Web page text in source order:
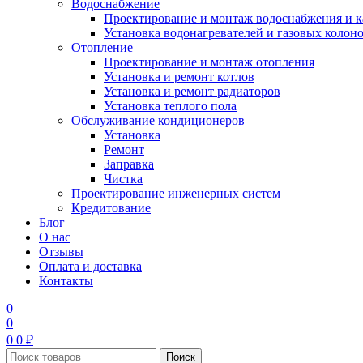
Водоснабжение
Проектирование и монтаж водоснабжения и
Установка водонагревателей и газовых
Отопление
Проектирование и монтаж отопления
Установка и ремонт котлов
Установка и ремонт радиаторов
Установка теплого пола
Обслуживание кондиционеров
Установка
Ремонт
Заправка
Чистка
Проектирование инженерных систем
Кредитование
Блог
О нас
Отзывы
Оплата и доставка
Контакты
0
0
0 0 ₽
Поиск